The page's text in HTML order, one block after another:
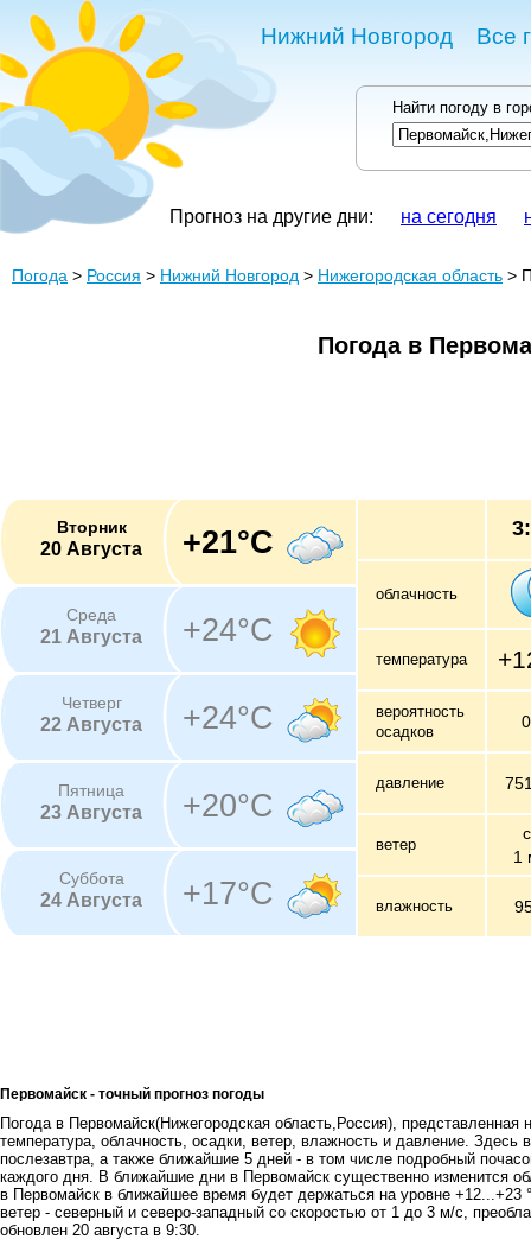
Нижний Новгород Все
Найти погоду в
Прогноз на другие дни: на сегодня
Погода > Россия > Нижний Новгород > Нижегородская область >
Погода в
Вторник
20 Августа +21°C
Среда
21 Августа +24°C
Четверг
22 Августа +24°C
Пятница
23 Августа +20°C
Суббота
24 Августа +17°C
облачность
температура
вероятность
осадков
давление
ветер
1
влажность
Первомайск - точный прогноз погоды
Погода в Первомайск(Нижегородская область,Россия), представленная
температура, облачность, осадки, ветер, влажность и давление. Здесь
послезавтра, а также ближайшие 5 дней - в том числе подробный
каждого дня. В ближайшие дни в Первомайск существенно изменится
в Первомайск в ближайшее время будет держаться на уровне
ветер - северный и северо-западный со скоростью от 1 до 3 м/с,
обновлен 20 августа в 9:30.